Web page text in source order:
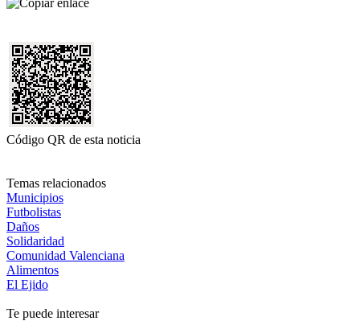
Código QR de esta noticia
Temas relacionados
Municipios
Futbolistas
Daños
Solidaridad
Comunidad Valenciana
Alimentos
El Ejido
Te puede interesar